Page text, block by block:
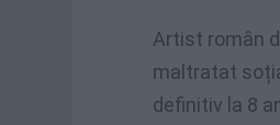
Artist român
maltratat
definitiv la 8